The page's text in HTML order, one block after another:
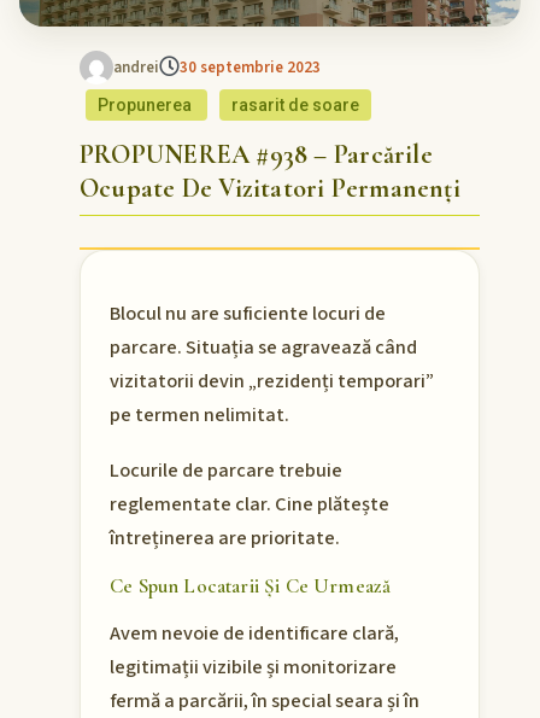
andrei 30 septembrie 2023
Propunerea rasarit de soare
PROPUNEREA #938 – Parcările
Ocupate De Vizitatori Permanenți
Blocul nu are suficiente locuri de
parcare. Situația se agravează când
vizitatorii devin „rezidenți temporari”
pe termen nelimitat.
Locurile de parcare trebuie
reglementate clar. Cine plătește
întreținerea are prioritate.
Ce Spun Locatarii Și Ce Urmează
Avem nevoie de identificare clară,
legitimații vizibile și monitorizare
fermă a parcării, în special seara și în